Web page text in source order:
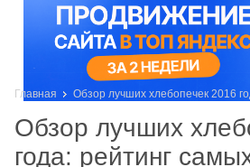
Главная Обзор лучших хлебопечек 2016
Обзор лучших
года: рейтинг